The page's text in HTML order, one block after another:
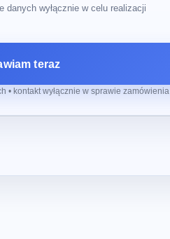
danych wyłącznie w celu realizacji
teraz
• kontakt wyłącznie w sprawie zamówienia